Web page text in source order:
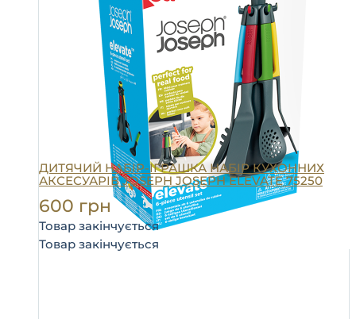
ДИТЯЧИЙ НАБІР-ІГРАШКА НАБІР КУХОННИХ
АКСЕСУАРІВ JOSEPH JOSEPH ELEVATE 75250
600 грн
Товар закінчується
Товар закінчується